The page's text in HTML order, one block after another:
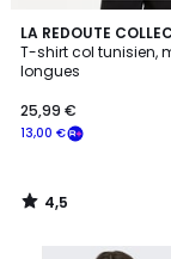
LA REDOUTE
T-shirt col tunisien,
longues
13,00 €
25,99 €
4,5
/ 5
3
Couleurs
4,5
/